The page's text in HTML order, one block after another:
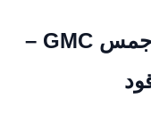
فوائد خدمة تبديل بخاخات جمس GMC –